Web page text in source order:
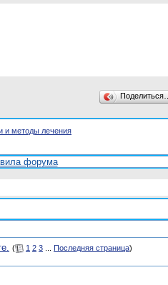
Поделиться…
и методы лечения
форума
( 1 2 3 Последняя страница)